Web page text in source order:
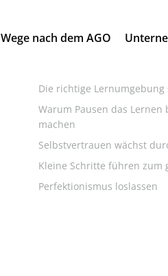
Wege nach dem AGO
for:
Die richtige Lernumgebung
Warum Pausen das Lernen
machen
Selbstvertrauen wächst
Kleine Schritte führen zum
Perfektionismus loslassen